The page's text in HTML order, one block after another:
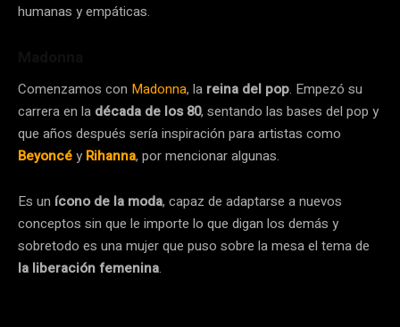
humanas y empáticas.
Comenzamos con Madonna, la reina del pop. Empezó su
carrera en la década de los 80, sentando las bases del pop y
que años después sería inspiración para artistas como
Beyoncéy Rihanna, por mencionar algunas.
Es un ícono de la moda, capaz de adaptarse a nuevos
conceptos sin que le importe lo que digan los demás y
sobretodo es una mujer que puso sobre la mesa el tema de
la liberación femenina.